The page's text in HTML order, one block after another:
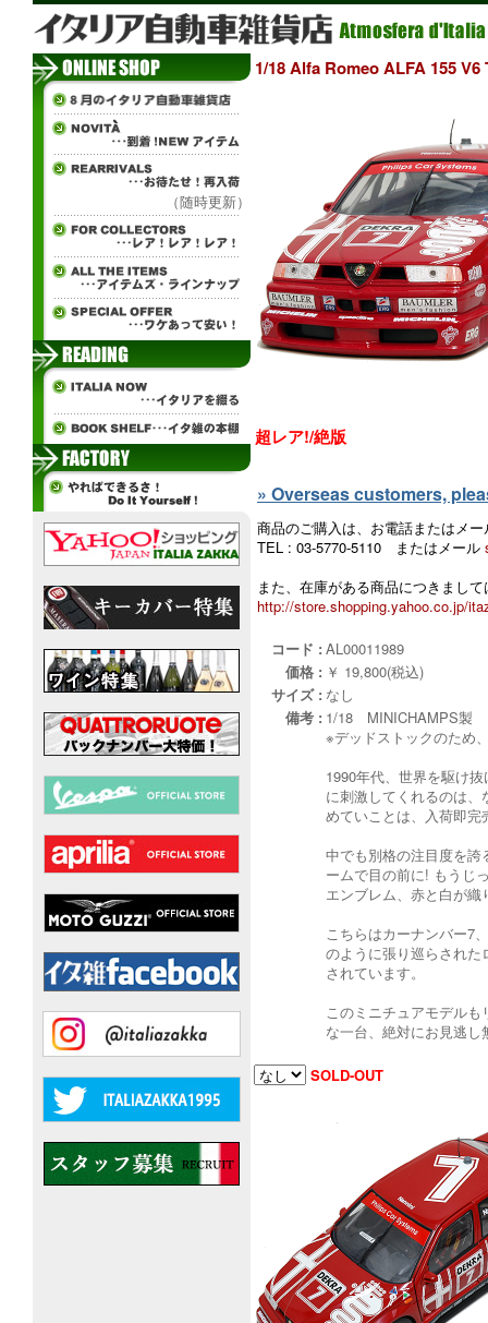
（随時更新）
1/18 Alfa Romeo ALFA 155
超レア!/絶版
» Overseas customers,
商品のご購入は、お電話またはメ
TEL : 03-5770-5110 またはメール
また、在庫がある商品につきまし
http://store.shopping.yahoo.co.jp/
コード : AL00011989
価格 : ￥ 19,800(税込)
サイズ : なし
備考 : 1/18 MINICHAMPS製
※デッドストックのため
1990年代、世界を駆け
に刺激してくれるのは
めていことは、入荷即
中でも別格の注目度を
ームで目の前に! もうじ
エンブレム、赤と白が
こちらはカーナンバー7
のように張り巡らされ
されています。
このミニチュアモデル
な一台、絶対にお見逃し
SOLD-OUT